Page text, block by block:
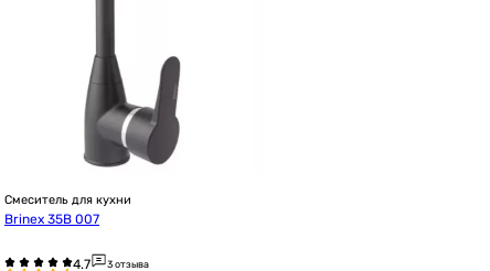
Смеситель для кухни
Brinex 35B 007
3 отзыва